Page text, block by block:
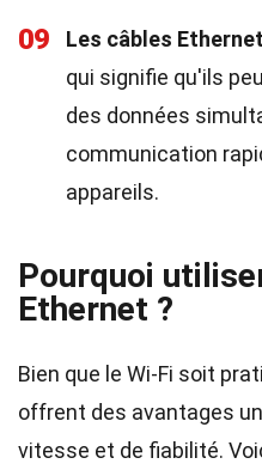
09 Les câbles
qui signifie qu'ils
des données
communication
appareils.
Pourquoi
Ethernet ?
Bien que le Wi-Fi soit
offrent des avantages
vitesse et de fiabilité.